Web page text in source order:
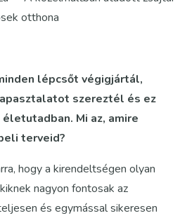
otthona
lépcsőt végigjártál,
szereztél és ez
Mi az, amire
terveid?
hogy a kirendeltségen olyan
nagyon fontosak az
és egymással sikeresen